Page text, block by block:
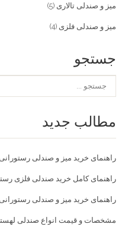
میز و صندلی تالاری (5)
میز و صندلی فلزی (4)
جستجو
مطالب جدید
راهنمای خرید میز و صندلی
راهنمای کامل خرید صندلی فلزی رستورانی 12 نکته مهم
راهنمای خرید میز و صندلی رستورانی 15 نکته مهم قبل از خرید
مشخصات و قیمت انواع صندلی